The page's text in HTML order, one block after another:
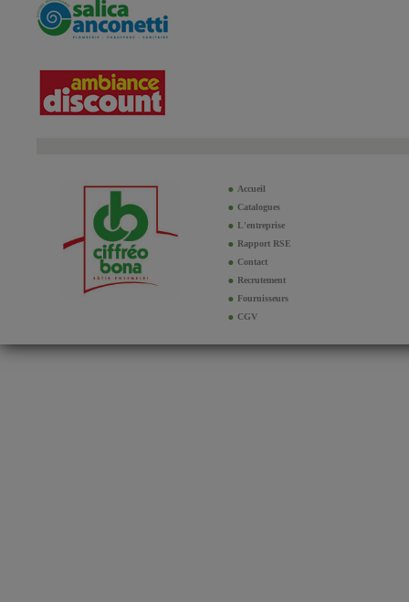
Accueil
Catalogues
L'entreprise
Rapport RSE
Contact
Recrutement
Fournisseurs
CGV